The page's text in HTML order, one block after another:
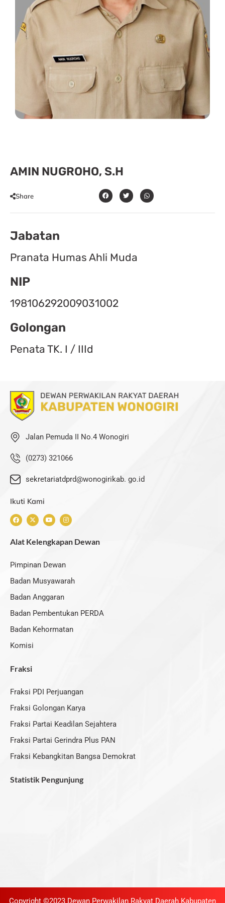
AMIN NUGROHO, S.H
Share
Jabatan
Pranata Humas Ahli Muda
NIP
198106292009031002
Golongan
Penata TK. I / IIId
Jalan Pemuda II No.4 Wonogiri
(0273) 321066
sekretariatdprd@wonogirikab. go.id
Ikuti Kami
F
a
e
b
k
X
-
w
i
e
r
Y
o
u
I
n
a
a
m
Alat Kelengkapan Dewan
Pimpinan Dewan
Badan Musyawarah
Badan Anggaran
Badan Pembentukan PERDA
Badan Kehormatan
Komisi
Fraksi
Fraksi PDI Perjuangan
Fraksi Golongan Karya
Fraksi Partai Keadilan Sejahtera
Fraksi Partai Gerindra Plus PAN
Fraksi Kebangkitan Bangsa Demokrat
Statistik Pengunjung
Copyright ©2023 Dewan Perwakilan Rakyat Daerah Kabupaten